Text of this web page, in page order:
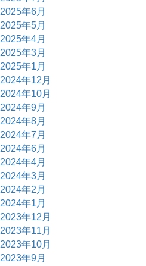
2025年6月
2025年5月
2025年4月
2025年3月
2025年1月
2024年12月
2024年10月
2024年9月
2024年8月
2024年7月
2024年6月
2024年4月
2024年3月
2024年2月
2024年1月
2023年12月
2023年11月
2023年10月
2023年9月